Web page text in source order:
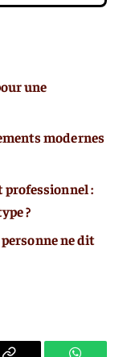
une
modernes
professionnel :
?
personne ne dit